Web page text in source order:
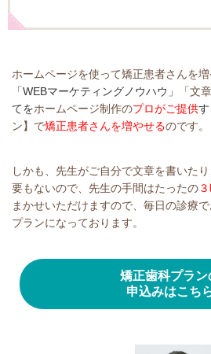
ホームページを使って矯正患者さんを増
「WEBマーケティングノウハウ」
「文
てをホームページ制作のプロがご提供す
ン】で矯正患者さんを増やせるのです。
しかも、先生がご自分で文章を書いた
要もないので、先生の手間はたったの
まかせいただけますので、毎日の診療
プランになっております。
矯正歯科プラン
申込みはこち